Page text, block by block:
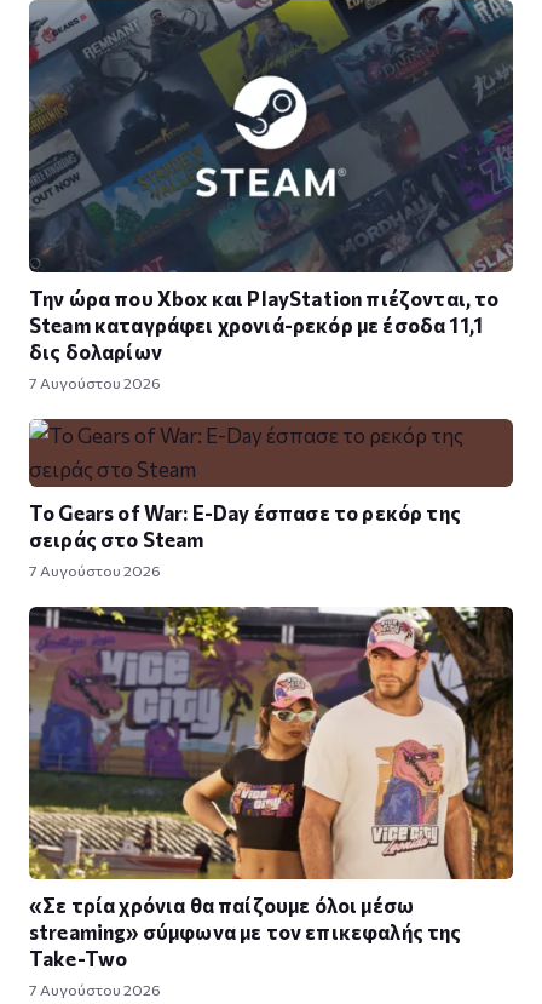
Την ώρα που Xbox και PlayStation πιέζονται, το
Steam καταγράφει χρονιά-ρεκόρ με έσοδα 11,1
δις δολαρίων
7 Αυγούστου 2026
Το Gears of War: E-Day έσπασε το ρεκόρ της
σειράς στο Steam
7 Αυγούστου 2026
«Σε τρία χρόνια θα παίζουμε όλοι μέσω
streaming» σύμφωνα με τον επικεφαλής της
Take-Two
7 Αυγούστου 2026